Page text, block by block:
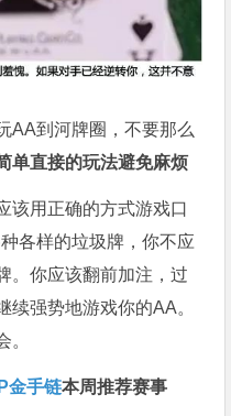
AA到河牌圈，不要那么
单直接的玩法避免麻烦
该用正确的方式游戏口
各样的垃圾牌，你不应
。你应该翻前加注，过
续强势地游戏你的AA。
。
金手链本周推荐赛事